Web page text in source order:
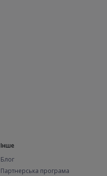
Інше
Блог
Партнерська програма